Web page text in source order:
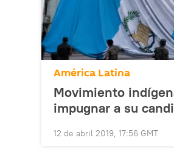
América Latina
Movimiento
impugnar a su
12 de abril 2019, 17:56 GMT